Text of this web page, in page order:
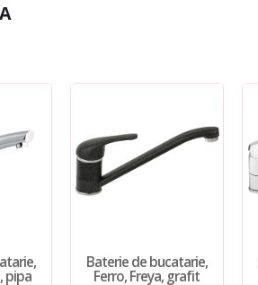
pipa
Baterie de bucatarie,
Ferro, Freya, grafit